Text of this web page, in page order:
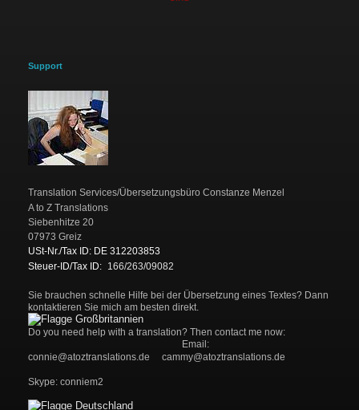
Support
Translation Services/Übersetzungsbüro Constanze Menzel
A to Z Translations
Siebenhitze 20
07973 Greiz
USt-Nr./Tax ID: DE 312203853
Steuer-ID/Tax ID: 166/263/09082
Sie brauchen schnelle Hilfe bei der Übersetzung eines Textes? Dann
kontaktieren Sie mich am besten direkt.
Do you need help with a translation? Then contact me now:
Email:
connie@atoztranslations.de cammy@atoztranslations.de
Skype: conniem2